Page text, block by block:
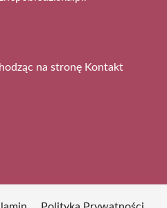
na stronę Kontakt